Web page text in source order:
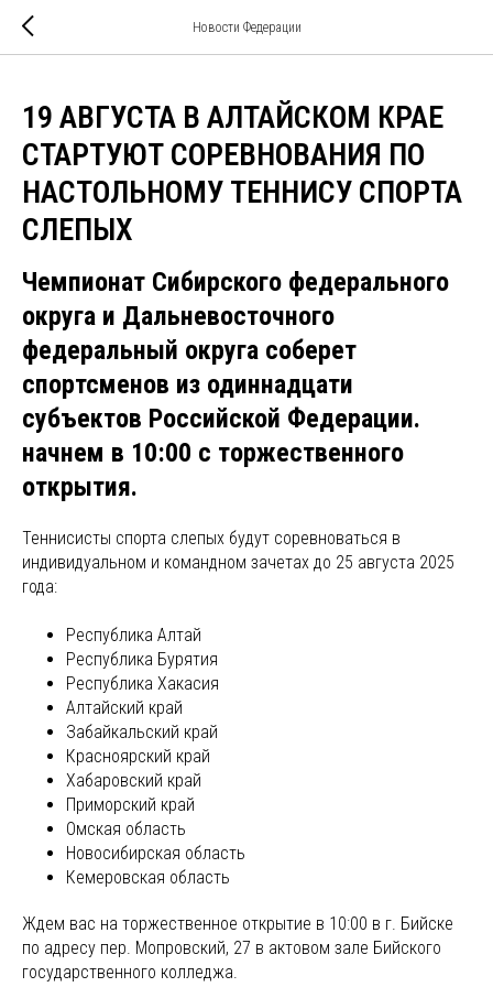
Новости Федерации
19 АВГУСТА В АЛТАЙСКОМ КРАЕ
СТАРТУЮТ СОРЕВНОВАНИЯ ПО
НАСТОЛЬНОМУ ТЕННИСУ СПОРТА
СЛЕПЫХ
Чемпионат Сибирского федерального
округа и Дальневосточного
федеральный округа соберет
спортсменов из одиннадцати
субъектов Российской Федерации.
начнем в 10:00 с торжественного
открытия.
Теннисисты спорта слепых будут соревноваться в
индивидуальном и командном зачетах до 25 августа 2025
года:
Республика Алтай
Республика Бурятия
Республика Хакасия
Алтайский край
Забайкальский край
Красноярский край
Хабаровский край
Приморский край
Омская область
Новосибирская область
Кемеровская область
Ждем вас на торжественное открытие в 10:00 в г. Бийске
по адресу пер. Мопровский, 27 в актовом зале Бийского
государственного колледжа.